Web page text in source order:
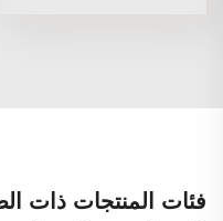
فئات المنتجات ذات